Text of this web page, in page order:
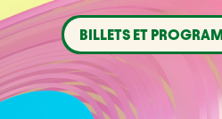
BILLETS ET